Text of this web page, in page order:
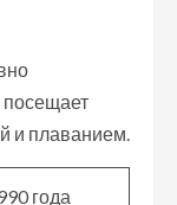
посещает
и плаванием.
года